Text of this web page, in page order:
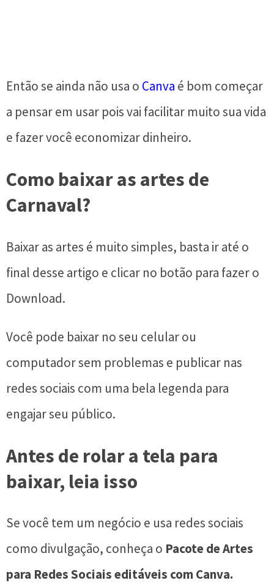
Então se ainda não usa o Canva é bom começar
a pensar em usar pois vai facilitar muito sua vida
e fazer você economizar dinheiro.
Como baixar as artes de
Carnaval?
Baixar as artes é muito simples, basta ir até o
final desse artigo e clicar no botão para fazer o
Download.
Você pode baixar no seu celular ou
computador sem problemas e publicar nas
redes sociais com uma bela legenda para
engajar seu público.
Antes de rolar a tela para
baixar, leia isso
Se você tem um negócio e usa redes sociais
como divulgação, conheça o Pacote de Artes
para Redes Sociais editáveis com Canva.